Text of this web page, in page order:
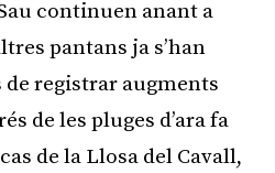
continuen anant a
pantans ja s’han
registrar augments
de les pluges d’ara fa
de la Llosa del Cavall,